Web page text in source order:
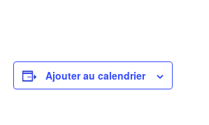
Ajouter au calendrier